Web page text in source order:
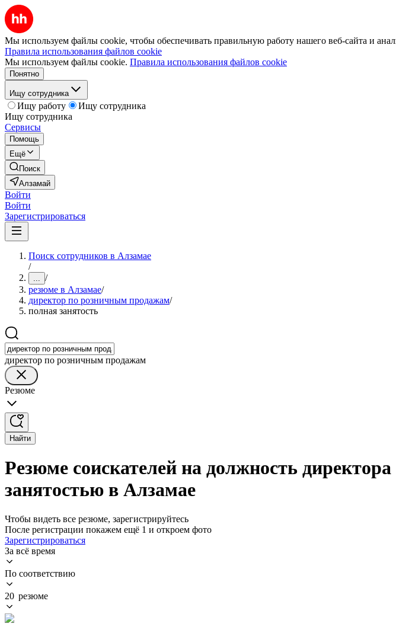
Мы используем файлы cookie, чтобы обеспечивать правильную работу нашего веб-сайта и
Правила использования файлов cookie
Мы используем файлы cookie. Правила использования файлов cookie
Понятно
Ищу сотрудника
Ищу работу
Ищу сотрудника
Ищу сотрудника
Сервисы
Помощь
Ещё
Поиск
Алзамай
Войти
Войти
Зарегистрироваться
Поиск сотрудников в Алзамае
/
... /
резюме в Алзамае/
директор по розничным продажам/
полная занятость
директор по розничным продажам
Резюме
Найти
Резюме соискателей на должность
занятостью в Алзамае
Чтобы видеть все резюме, зарегистрируйтесь
После регистрации покажем ещё 1 и откроем фото
Зарегистрироваться
За всё время
По соответствию
20 резюме